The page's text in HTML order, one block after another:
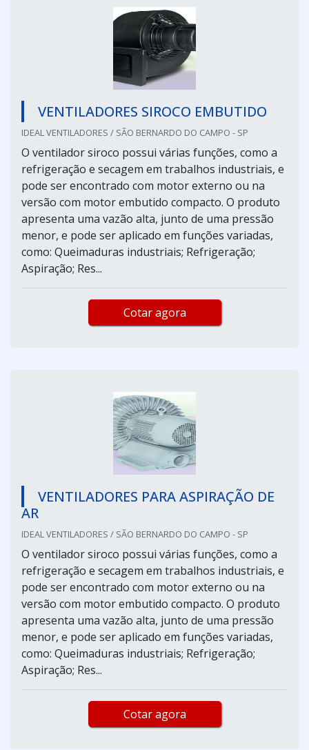
VENTILADORES SIROCO EMBUTIDO
IDEAL VENTILADORES / SÃO BERNARDO DO CAMPO - SP
O ventilador siroco possui várias funções, como a
refrigeração e secagem em trabalhos industriais, e
pode ser encontrado com motor externo ou na
versão com motor embutido compacto. O produto
apresenta uma vazão alta, junto de uma pressão
menor, e pode ser aplicado em funções variadas,
como: Queimaduras industriais; Refrigeração;
Aspiração; Res...
Cotar agora
VENTILADORES PARA ASPIRAÇÃO DE
AR
IDEAL VENTILADORES / SÃO BERNARDO DO CAMPO - SP
O ventilador siroco possui várias funções, como a
refrigeração e secagem em trabalhos industriais, e
pode ser encontrado com motor externo ou na
versão com motor embutido compacto. O produto
apresenta uma vazão alta, junto de uma pressão
menor, e pode ser aplicado em funções variadas,
como: Queimaduras industriais; Refrigeração;
Aspiração; Res...
Cotar agora